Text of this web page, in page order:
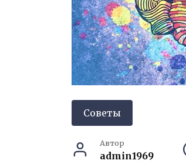
Советы
Автор
admin1969